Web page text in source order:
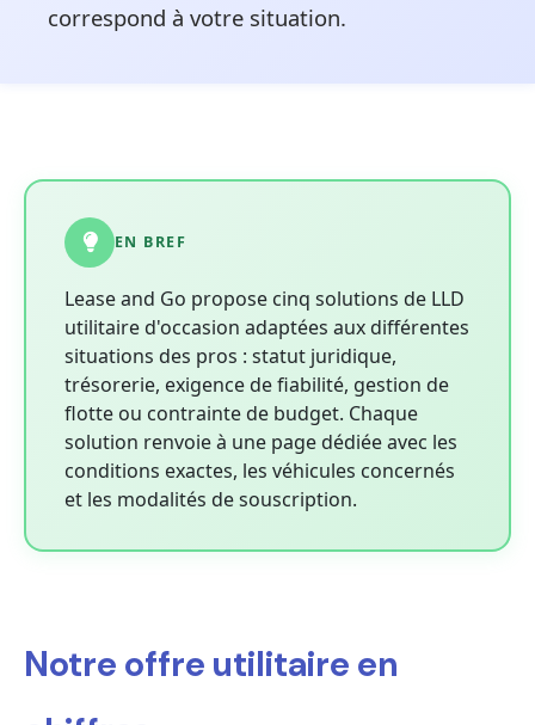
correspond à votre situation.
EN BREF
Lease and Go propose cinq solutions de LLD
utilitaire d'occasion adaptées aux différentes
situations des pros : statut juridique,
trésorerie, exigence de fiabilité, gestion de
flotte ou contrainte de budget. Chaque
solution renvoie à une page dédiée avec les
conditions exactes, les véhicules concernés
et les modalités de souscription.
Notre offre utilitaire en